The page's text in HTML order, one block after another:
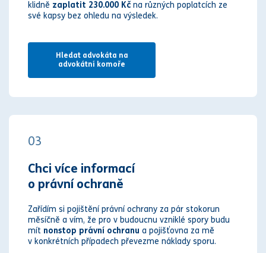
klidně zaplatit 230.000 Kč na různých poplatcích ze
své kapsy bez ohledu na výsledek.
Hledat advokáta na
advokátní komoře
03
Chci více informací
o právní ochraně
Zařídím si pojištění právní ochrany za pár stokorun
měsíčně a vím, že pro v budoucnu vzniklé spory budu
mít nonstop právní ochranu a pojišťovna za mě
v konkrétních případech převezme náklady sporu.